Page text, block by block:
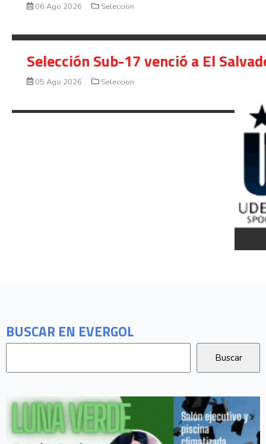
BUSCAR EN EVERGOL
06 Ago 2026 Seleccion
Selección Sub-17 venció a El
05 Ago 2026 Seleccion